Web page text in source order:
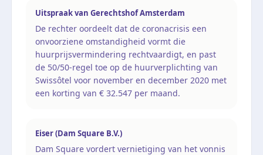
Uitspraak van Gerechtshof Amsterdam
De rechter oordeelt dat de coronacrisis een
onvoorziene omstandigheid vormt die
huurprijsvermindering rechtvaardigt, en past
de 50/50-regel toe op de huurverplichting van
Swissôtel voor november en december 2020 met
een korting van € 32.547 per maand.
Eiser (Dam Square B.V.)
Dam Square vordert vernietiging van het vonnis